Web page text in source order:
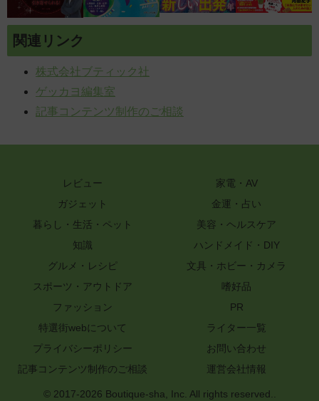
関連リンク
株式会社ブティック社
ゲッカヨ編集室
記事コンテンツ制作のご相談
レビュー
家電・AV
ガジェット
金運・占い
暮らし・生活・ペット
美容・ヘルスケア
知識
ハンドメイド・DIY
グルメ・レシピ
文具・ホビー・カメラ
スポーツ・アウトドア
嗜好品
ファッション
PR
特選街webについて
ライター一覧
プライバシーポリシー
お問い合わせ
記事コンテンツ制作のご相談
運営会社情報
© 2017-2026 Boutique-sha, Inc. All rights reserved..